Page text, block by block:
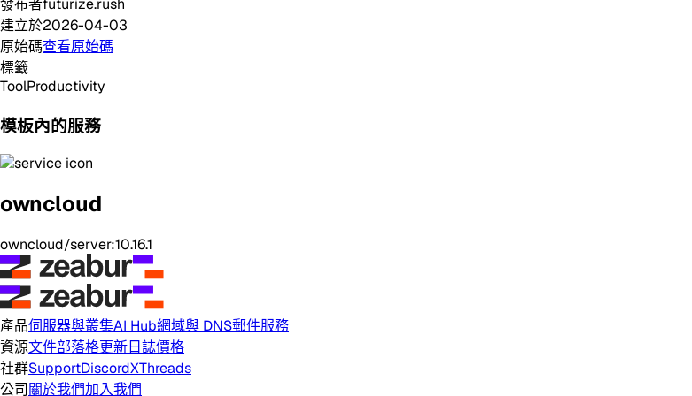
發布者futurize.rush
建立於2026-04-03
原始碼查看原始碼
標籤
ToolProductivity
模板內的服務
owncloud
owncloud/server:10.16.1
產品伺服器與叢集AI Hub網域與 DNS郵件服務
資源文件部落格更新日誌價格
社群SupportDiscordXThreads
公司關於我們加入我們